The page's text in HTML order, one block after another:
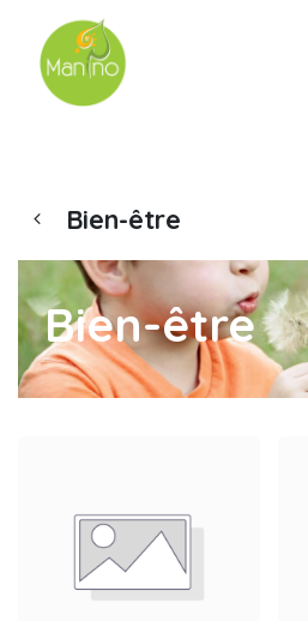
Bien-être
Bien-être